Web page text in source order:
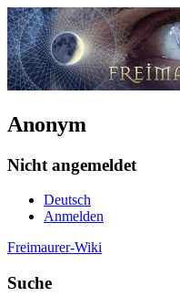
Anonym
Nicht angemeldet
Deutsch
Anmelden
Freimaurer-Wiki
Suche